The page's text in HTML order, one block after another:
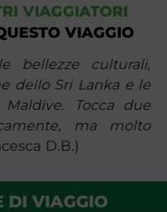
VIAGGIATORI
VIAGGIO
bellezze culturali,
dello Sri Lanka e le
Tocca due
ma molto
D.B.)
DI VIAGGIO